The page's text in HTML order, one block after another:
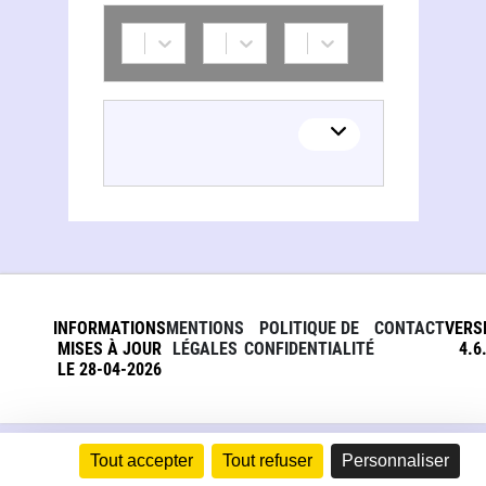
Tout accepter Tout refuser Personnaliser
INFORMATIONS
MISES À JOUR
LE 28-04-2026
MENTIONS
LÉGALES
POLITIQUE DE
CONFIDENTIALITÉ
CONTACT